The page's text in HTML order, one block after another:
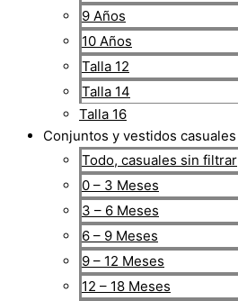
9 Años
10 Años
Talla 12
Talla 14
Talla 16
Conjuntos y vestidos casuales
Todo, casuales sin filtrar
0 – 3 Meses
3 – 6 Meses
6 – 9 Meses
9 – 12 Meses
12 – 18 Meses